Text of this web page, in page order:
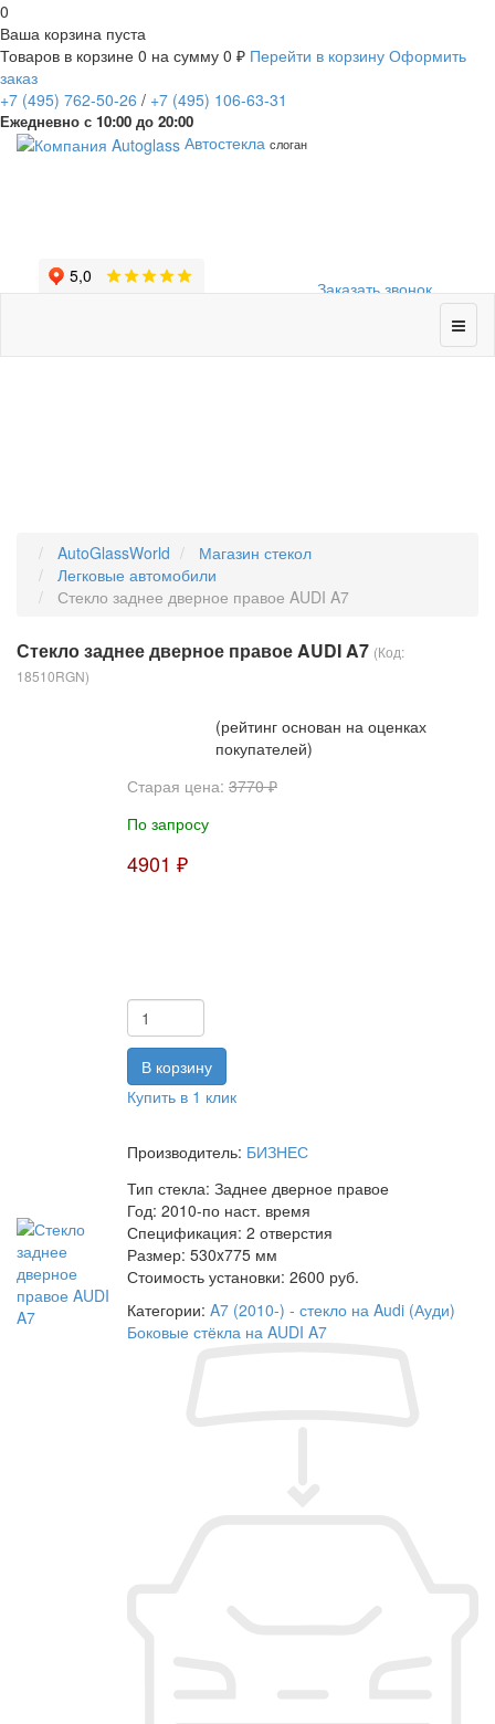
0
Ваша корзина пуста
Товаров в корзине 0 на сумму 0 ₽ Перейти в корзину Оформить
заказ
+7 (495) 762-50-26 / +7 (495) 106-63-31
Ежедневно с 10:00 до 20:00
Заказать звонок
Автостекла слоган
AutoGlassWorld
Магазин стекол
Легковые автомобили
Стекло заднее дверное правое AUDI A7
Стекло заднее дверное правое AUDI A7 (Код:
18510RGN)
(рейтинг основан на оценках
покупателей)
Старая цена: 3770 ₽
По запросу
4901 ₽
Купить в 1 клик
Производитель: БИЗНЕС
Тип стекла: Заднее дверное правое
Год: 2010-по наст. время
Спецификация: 2 отверстия
Размер: 530x775 мм
Стоимость установки: 2600 руб.
Категории: A7 (2010-) - стекло на Audi (Ауди)
Боковые стёкла на AUDI A7